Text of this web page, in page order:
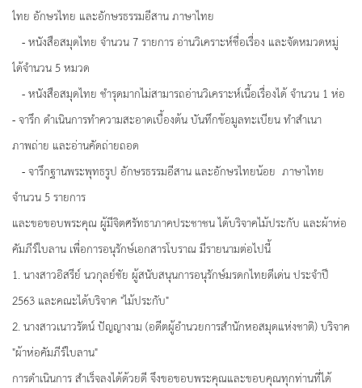
ไทย อักษรไทย และอักษรธรรมอีสาน ภาษาไทย
- หนังสือสมุดไทย จำนวน 7 รายการ อ่านวิเคราะห์ชื่อเรื่อง และจัดหมวดหมู่
ได้จำนวน 5 หมวด
- หนังสือสมุดไทย ชำรุดมากไม่สามารถอ่านวิเคราะห์เนื้อเรื่องได้ จำนวน 1 ห่อ
- จารึก ดำเนินการทำความสะอาดเบื้องต้น บันทึกข้อมูลทะเบียน ทำสำเนา
ภาพถ่าย และอ่านคัดถ่ายถอด
- จารึกฐานพระพุทธรูป อักษรธรรมอีสาน และอักษรไทยน้อย ภาษาไทย
จำนวน 5 รายการ
และขอขอบพระคุณ ผู้มีจิตศรัทธาภาคประชาชน ได้บริจาคไม้ประกับ และผ้าห่อ
คัมภีร์ใบลาน เพื่อการอนุรักษ์เอกสารโบราณ มีรายนามต่อไปนี้
1. นางสาวอิสรีย์ นวกุลย์ชัย ผู้สนับสนุนการอนุรักษ์มรดกไทยดีเด่น ประจำปี
2563 และคณะได้บริจาค "ไม้ประกับ"
2. นางสาวเนาวรัตน์ ปัญญางาม (อดีตผู้อำนวยการสำนักหอสมุดแห่งชาติ) บริจาค
"ผ้าห่อคัมภีร์ใบลาน"
การดำเนินการ สำเร็จลงได้ด้วยดี จึงขอขอบพระคุณและขอบคุณทุกท่านที่ได้